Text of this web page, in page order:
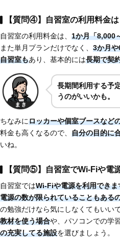
【質問④】自習室の利用料金
自習室の利用料金は、 1か月「8,000
また単月プランだけでなく、 3か月
自習室もあり、基本的には長期で契
長期間利用する予
うのがいいかも。
ちなみにロッカーや個室ブースなど
料金も高くなるので、 自分の目的に
いね。
【質問⑤】自習室でWi-Fiや電
自習室ではWi-Fiや電源を利用できま
電源の数が限られていることもある
の勉強だけなら気にしなくてもいいで
教材を使う場合や、パソコンでの学
の充実してる施設を選びましょう。